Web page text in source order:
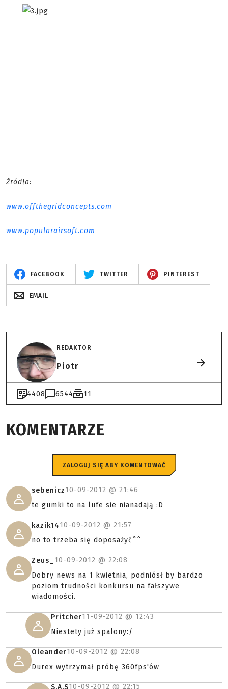
Źródła:
www.offthegridconcepts.com
www.popularairsoft.com
FACEBOOK TWITTER PINTEREST
EMAIL
REDAKTOR
Piotr
4408 6544 11
KOMENTARZE
ZALOGUJ SIĘ ABY KOMENTOWAĆ
sebenicz10-09-2012 @ 21:46
te gumki to na lufe sie nianadają :D
kazik1410-09-2012 @ 21:57
no to trzeba się doposażyć^^
Zeus_ 10-09-2012 @ 22:08
Dobry news na 1 kwietnia, podniósł by bardzo
poziom trudności konkursu na fałszywe
wiadomości.
Pritcher11-09-2012 @ 12:43
Niestety już spalony:/
Oleander10-09-2012 @ 22:08
Durex wytrzymał próbę 360fps'ów
S.A.S10-09-2012 @ 22:15